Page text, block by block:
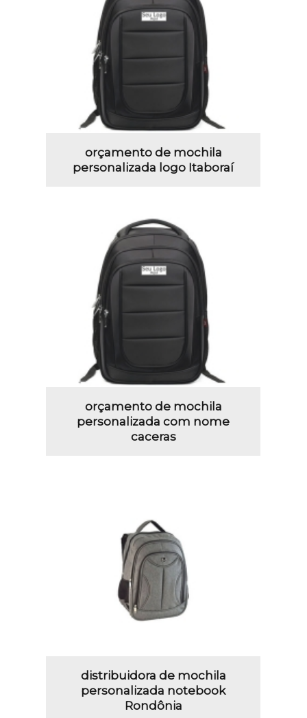
orçamento de mochila
personalizada logo Itaboraí
orçamento de mochila
personalizada com nome
caceras
distribuidora de mochila
personalizada notebook
Rondônia